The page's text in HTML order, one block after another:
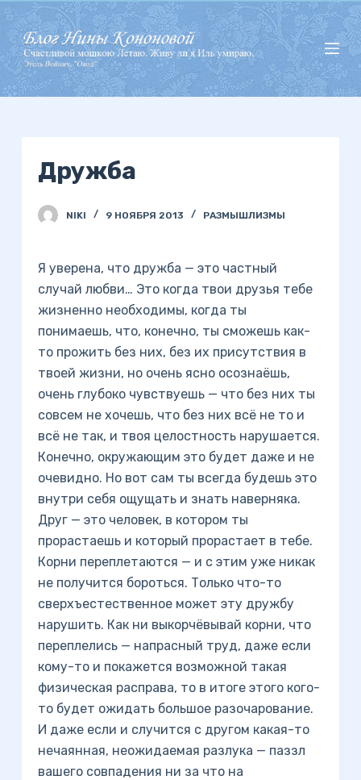
П
е
р
е
й
Дружба
NIKI 9 НОЯБРЯ 2013 РАЗМЫШЛИЗМЫ
Я уверена, что дружба — это частный
случай любви… Это когда твои друзья тебе
жизненно необходимы, когда ты
понимаешь, что, конечно, ты сможешь как-
то прожить без них, без их присутствия в
твоей жизни, но очень ясно осознаёшь,
очень глубоко чувствуешь — что без них ты
совсем не хочешь, что без них всё не то и
всё не так, и твоя целостность нарушается.
Конечно, окружающим это будет даже и не
очевидно. Но вот сам ты всегда будешь это
внутри себя ощущать и знать наверняка.
Друг — это человек, в котором ты
прорастаешь и который прорастает в тебе.
Корни переплетаются — и с этим уже никак
не получится бороться. Только что-то
сверхъестественное может эту дружбу
нарушить. Как ни выкорчёвывай корни, что
переплелись — напрасный труд, даже если
кому-то и покажется возможной такая
физическая расправа, то в итоге этого кого-
то будет ожидать большое разочарование.
И даже если и случится с другом какая-то
нечаянная, неожидаемая разлука — паззл
вашего совпадения ни за что на